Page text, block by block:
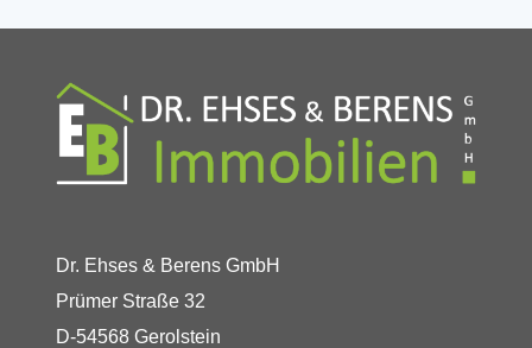
Dr. Ehses & Berens GmbH
Prümer Straße 32
D-54568 Gerolstein